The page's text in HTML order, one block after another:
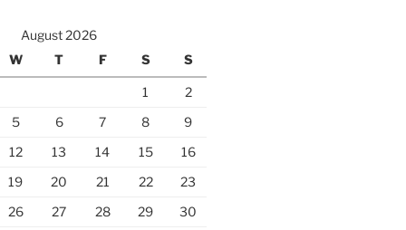
August 2026
W T F S S
1
2
5 6 7 8
9
12 13 14 15
16
19 20 21 22
23
26 27 28 29
30